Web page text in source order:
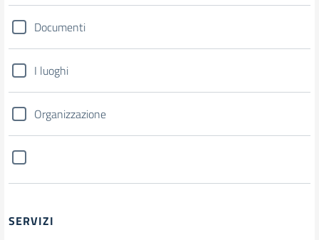
Documenti
I luoghi
Organizzazione
SERVIZI